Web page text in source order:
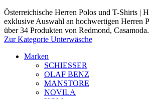
Österreichische Herren Polos und T-Shirts |
exklusive Auswahl an hochwertigen Herren
über 34 Produkten von Redmond,
Zur Kategorie Unterwäsche
Marken
SCHIESSER
OLAF BENZ
MANSTORE
NOVILA